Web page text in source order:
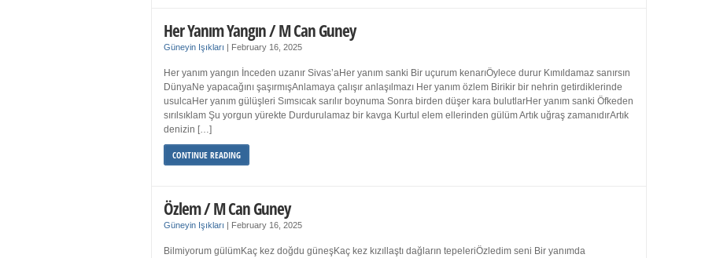
Her Yanım Yangın / M Can Guney
Güneyin Işıkları February 16, 2025
Her yanım yangın İnceden uzanır Sivas’aHer yanım sanki Bir uçurum kenarıÖylece durur Kımıldamaz sanırsın
DünyaNe yapacağını şaşırmışAnlamaya çalışır anlaşılmazı Her yanım özlem Birikir bir nehrin getirdiklerinde
usulcaHer yanım gülüşleri Sımsıcak sarılır boynuma Sonra birden düşer kara bulutlarHer yanım sanki Öfkeden
sırılsıklam Şu yorgun yürekte Durdurulamaz bir kavga Kurtul elem ellerinden gülüm Artık uğraş zamanıdırArtık
denizin […]
CONTINUE READING
Özlem / M Can Guney
Güneyin Işıkları February 16, 2025
Bilmiyorum gülümKaç kez doğdu güneşKaç kez kızıllaştı dağların tepeleriÖzledim seni Bir yanımda